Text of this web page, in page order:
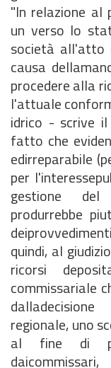
"In relazione al
un verso lo
società all'atto
causa
procedere alla
l'attuale
idrico - scrive
fatto che
edirreparabile
per
gestione
produrrebbe
quindi, al
ricorsi
commissariale
regionale, uno
al fine di